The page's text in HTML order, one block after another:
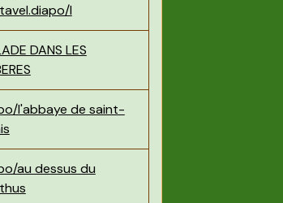
l
DANS LES
l'abbaye de saint-
au dessus du